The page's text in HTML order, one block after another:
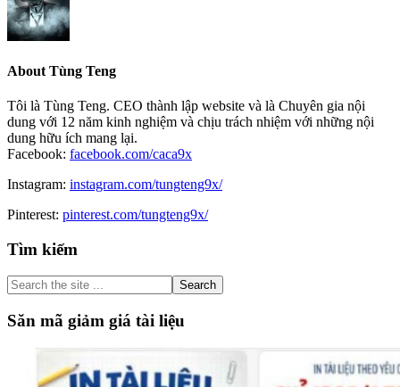
About Tùng Teng
Tôi là Tùng Teng. CEO thành lập website và là Chuyên gia nội
dung với 12 năm kinh nghiệm và chịu trách nhiệm với những nội
dung hữu ích mang lại.
Facebook: facebook.com/caca9x
Instagram: instagram.com/tungteng9x/
Pinterest: pinterest.com/tungteng9x/
Primary
Sidebar
Tìm kiếm
Search
the
site
...
Săn mã giảm giá tài liệu